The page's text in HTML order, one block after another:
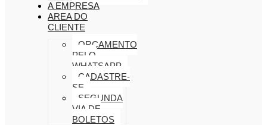
A EMPRESA
AREA DO
CLIENTE
ORÇAMENTO
PELO
WHATSAPP
CADASTRE-
SE
SEGUNDA
VIA DE
BOLETOS